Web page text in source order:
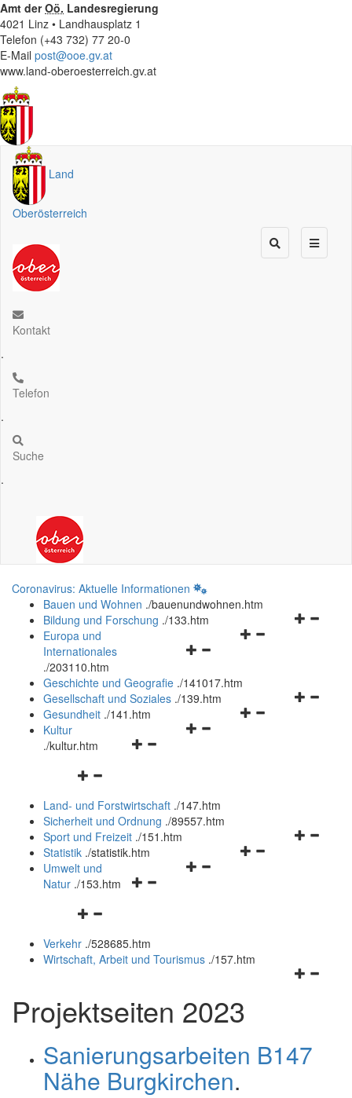
Amt derOö. Landesregierung
4021 Linz • Landhausplatz 1
Telefon (+43 732) 77 20-0
E-Mail post@ooe.gv.at
www.land-oberoesterreich.gv.at
Land
Oberösterreich
Kontakt
.
Telefon
.
Suche
.
Coronavirus: Aktuelle Informationen
Bauen und Wohnen ./bauenundwohnen.htm
Navigationsmenü
schließen
Bildung und Forschung ./133.htm
Navigationsmenü
und
schließen
Europa und
Internationales
./203110.htm
Geschichte und Geografie ./141017.htm
Navigationsmenü
Gesellschaft und Soziales ./139.htm
Navigationsmenü
Gesundheit ./141.htm
Navigationsmenü
Kultur
./kultur.htm
Navigationsmenü
und
schließen
Land- und Forstwirtschaft ./147.htm
Sicherheit und Ordnung ./89557.htm
Navigationsmenü
Sport und Freizeit ./151.htm
Navigationsmenü
Statistik ./statistik.htm
Navigationsmenü
Umwelt und
Natur ./153.htm
Navigationsmenü
und
schließen
Verkehr ./528685.htm
Wirtschaft, Arbeit und Tourismus ./157.htm
Projektseiten 2023
Sanierungsarbeiten B147
Nähe Burgkirchen.